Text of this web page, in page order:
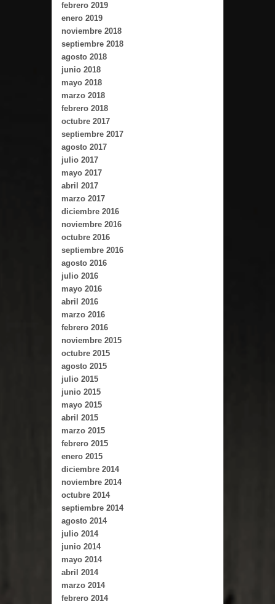
febrero 2019
enero 2019
noviembre 2018
septiembre 2018
agosto 2018
junio 2018
mayo 2018
marzo 2018
febrero 2018
octubre 2017
septiembre 2017
agosto 2017
julio 2017
mayo 2017
abril 2017
marzo 2017
diciembre 2016
noviembre 2016
octubre 2016
septiembre 2016
agosto 2016
julio 2016
mayo 2016
abril 2016
marzo 2016
febrero 2016
noviembre 2015
octubre 2015
agosto 2015
julio 2015
junio 2015
mayo 2015
abril 2015
marzo 2015
febrero 2015
enero 2015
diciembre 2014
noviembre 2014
octubre 2014
septiembre 2014
agosto 2014
julio 2014
junio 2014
mayo 2014
abril 2014
marzo 2014
febrero 2014